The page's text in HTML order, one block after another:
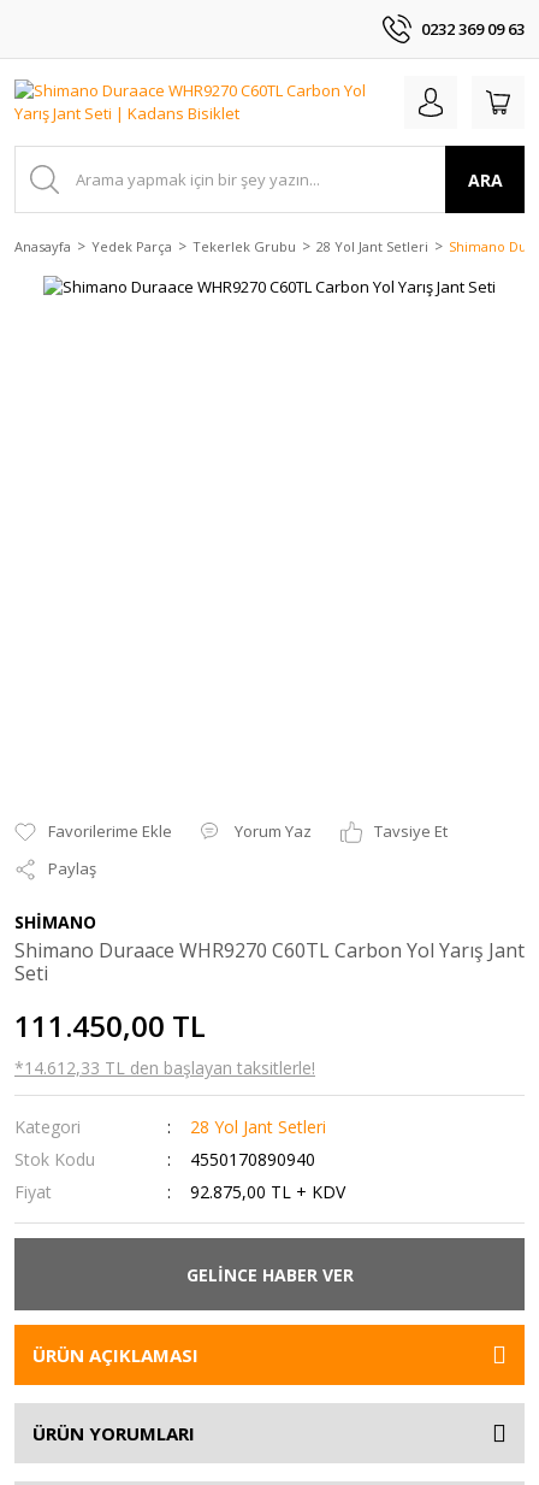
0232 369 09 63
ARA
Anasayfa Yedek Parça Tekerlek Grubu 28 Yol Jant Setleri Shimano
Yorum Yaz
Tavsiye Et
Paylaş
SHİMANO
Shimano Duraace WHR9270 C60TL Carbon Yol Yarış Jant
Seti
111.450,00 TL
*14.612,33 TL den başlayan taksitlerle!
Kategori
28 Yol Jant Setleri
Stok Kodu
4550170890940
Fiyat
92.875,00 TL + KDV
GELİNCE HABER VER
ÜRÜN AÇIKLAMASI
ÜRÜN YORUMLARI